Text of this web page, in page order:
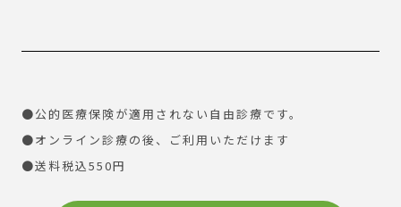
●公的医療保険が適用されない自由診療です。
●オンライン診療の後、ご利用いただけます
●送料税込550円